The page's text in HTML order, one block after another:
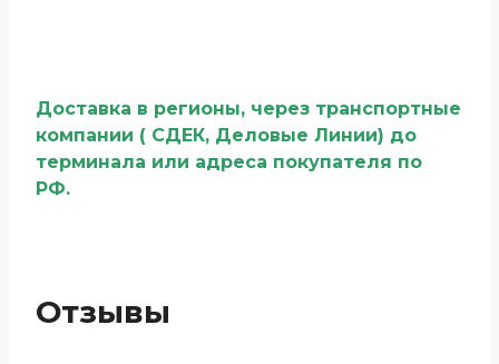
Доставка в регионы, через транспортные
компании ( СДЕК, Деловые Линии) до
терминала или адреса покупателя по
РФ.
Отзывы